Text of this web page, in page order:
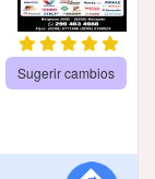
Sugerir cambios